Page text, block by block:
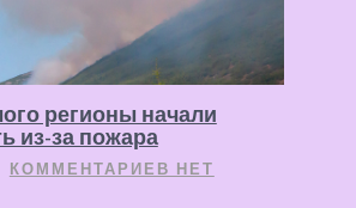
регионы начали
из-за пожара
КОММЕНТАРИЕВ НЕТ